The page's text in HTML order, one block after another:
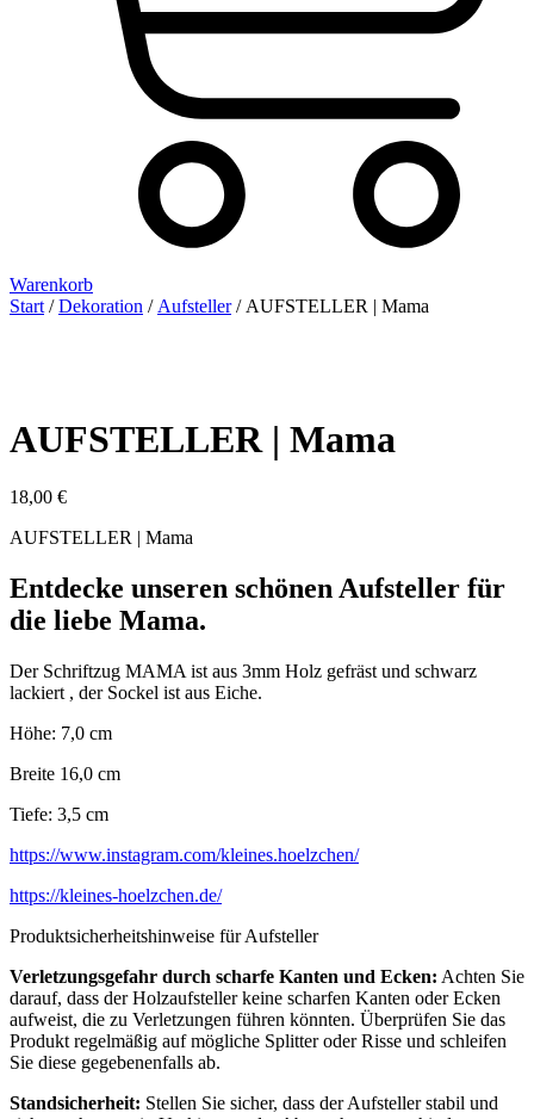
Warenkorb
Start /Dekoration / Aufsteller/ AUFSTELLER | Mama
AUFSTELLER | Mama
18,00 €
AUFSTELLER | Mama
Entdecke unseren schönen Aufsteller für
die liebe Mama.
Der Schriftzug MAMA ist aus 3mm Holz gefräst und schwarz
lackiert , der Sockel ist aus Eiche.
Höhe: 7,0 cm
Breite 16,0 cm
Tiefe: 3,5 cm
https://www.instagram.com/kleines.hoelzchen/
https://kleines-hoelzchen.de/
Produktsicherheitshinweise für Aufsteller
Verletzungsgefahr durch scharfe Kanten und Ecken: Achten Sie
darauf, dass der Holzaufsteller keine scharfen Kanten oder Ecken
aufweist, die zu Verletzungen führen könnten. Überprüfen Sie das
Produkt regelmäßig auf mögliche Splitter oder Risse und schleifen
Sie diese gegebenenfalls ab.
Standsicherheit: Stellen Sie sicher, dass der Aufsteller stabil und